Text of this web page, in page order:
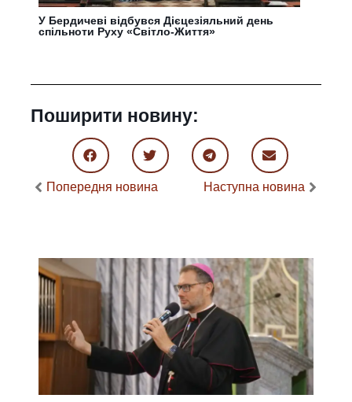
У Бердичеві відбувся Дієцезіяльний день
спільноти Руху «Світло-Життя»
Поширити новину:
Попередня новина Наступна новина